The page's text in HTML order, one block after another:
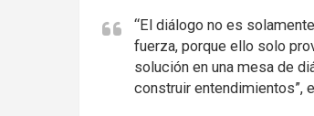
“El diálogo no es
fuerza, porque ello solo
solución en una mesa de
construir entendimientos”,